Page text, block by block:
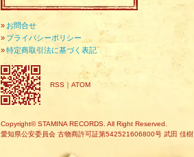
» お問合せ
» プライバシーポリシー
»特定商取引法に基づく表記
RSS ｜ ATOM
Copyright© STAMINA RECORDS. All Right Reserved.
愛知県公安委員会 古物商許可証第542521606800号 武田 佳樹